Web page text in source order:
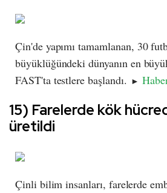
Çin'de yapımı tamamlanan, 30
büyüklüğündeki dünyanın en
FAST'ta testlere başlandı. ►
15) Farelerde kök
üretildi
Çinli bilim insanları, farelerde